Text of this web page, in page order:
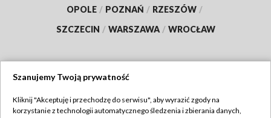
OPOLE / POZNAŃ / RZESZÓW /
SZCZECIN / WARSZAWA / WROCŁAW
TVP
Szanujemy Twoją prywatność
Kliknij "Akceptuję i przechodzę do serwisu", aby wyrazić zgody na
korzystanie z technologii automatycznego śledzenia i zbierania danych,